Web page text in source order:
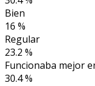
Bien
16 %
Regular
23.2 %
Funcionaba mejor
30.4 %